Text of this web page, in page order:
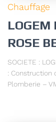
Chauffage
LOGEM
ROSE
SOCIETE :
: Construction
Plomberie –